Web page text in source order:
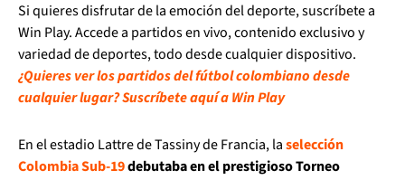
Si quieres disfrutar de la emoción del deporte, suscríbete a
Win Play. Accede a partidos en vivo, contenido exclusivo y
variedad de deportes, todo desde cualquier dispositivo.
¿Quieres ver los partidos del fútbol colombiano desde
cualquier lugar? Suscríbete aquí a Win Play
En el estadio Lattre de Tassiny de Francia, laselección
Colombia Sub-19debutaba en el prestigioso Torneo